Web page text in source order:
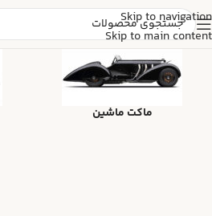
Skip to navigation
Skip to main content
ماکت ماشین